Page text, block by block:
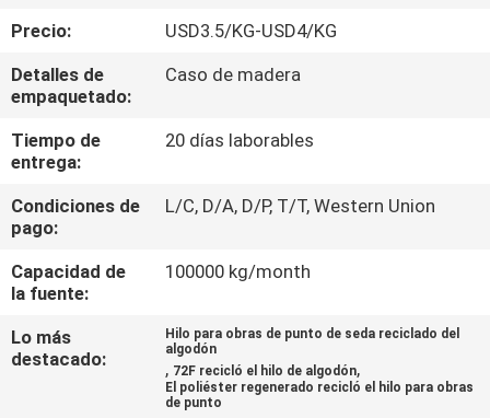
FÁBRICA
CONTROL
DE
CALIDAD
CONTACTA
CON
NOSOTROS
Precio:
USD3.5/KG-USD4/KG
Detalles de
empaquetado:
Caso de madera
Tiempo de
entrega:
20 días laborables
Condiciones de
pago:
L/C, D/A, D/P, T/T, Western Union
Capacidad de
la fuente:
100000 kg/month
Lo más
destacado:
Hilo para obras de punto de seda reciclado del
algodón
, 72F recicló el hilo de algodón,
El poliéster regenerado recicló el hilo para obras
de punto